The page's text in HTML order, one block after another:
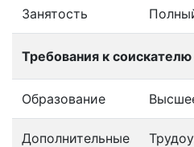
Занятость
Требования к соискателю
Образование
Дополнительные